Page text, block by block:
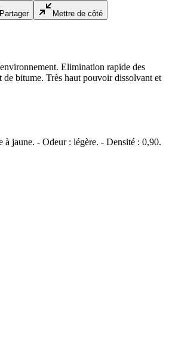
Partager Mettre de côté
Elimination rapide des
de bitume. Très haut pouvoir dissolvant et
jaune. - Odeur : légère. - Densité : 0,90.